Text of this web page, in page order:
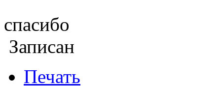
спасибо
Записан
Печать